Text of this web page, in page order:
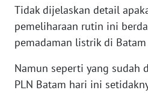
Tidak dijelaskan detail
pemeliharaan rutin ini
pemadaman listrik di
Namun seperti yang sudah
PLN Batam hari ini
DISCLAIMER
News
Regional